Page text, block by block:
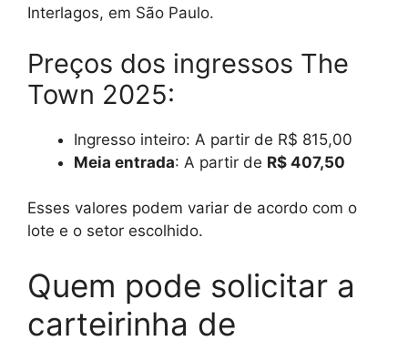
Interlagos, em São Paulo.
Preços dos ingressos The
Town 2025:
Ingresso inteiro: A partir de R$ 815,00
Meia entrada: A partir de R$ 407,50
Esses valores podem variar de acordo com o
lote e o setor escolhido.
Quem pode solicitar a
carteirinha de